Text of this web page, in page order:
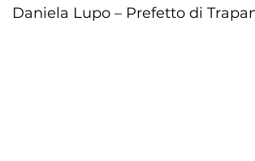
Daniela Lupo – Prefetto di